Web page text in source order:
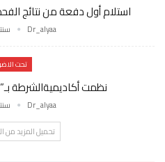
استلام أول دفعة من نتائج
Dr_alyaa
تحت
نظمت أكاديميةالشرطة
Dr_alyaa
تحميل المزيد من